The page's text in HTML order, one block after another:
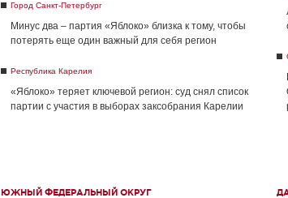
Город Санкт-Петербург
Минус два – партия «Яблоко» близка к тому, чтобы
потерять еще один важный для себя регион
Республика Карелия
«Яблоко» теряет ключевой регион: суд снял список
партии с участия в выборах заксобрания Карелии
ЮЖНЫЙ ФЕДЕРАЛЬНЫЙ ОКРУГ